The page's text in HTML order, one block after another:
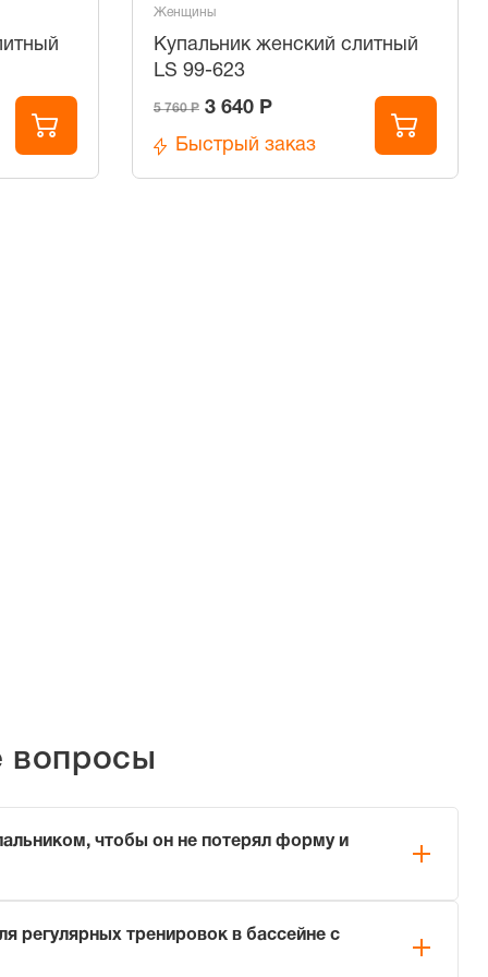
Женщины
Купальник женский слитный
LS 99-623
5 760 Р 3 640 Р
Быстрый заказ
вопросы
чтобы он не потерял форму и
регулярных тренировок в бассейне с